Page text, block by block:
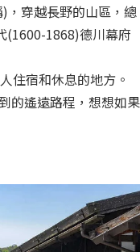
)，穿越長野的山區，總
(1600-1868)德川幕府
住宿和休息的地方。
的遙遠路程，想想如果